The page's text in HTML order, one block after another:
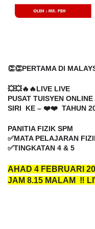
👏👏PERTAMA DI
💥💥🔥🔥LIVE LIVE
PUSAT TUISYEN
SIRI KE – ❤️❤️ TAHUN
PANITIA FIZIK SPM
✅MATA PELAJARAN
✅TINGKATAN 4 & 5
AHAD 4 FEBRUARI
JAM 8.15 MALAM ‼️